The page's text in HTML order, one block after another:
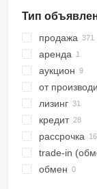
Тип
продажа
аренда
аукцион
от
лизинг
кредит
рассрочка
trade-in
обмен